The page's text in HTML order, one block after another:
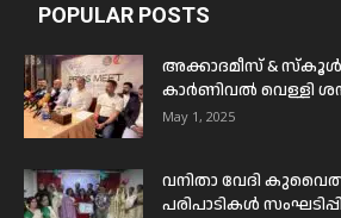
POPULAR POSTS
അക്കാദമീസ് &
കാർണിവൽ വെള്ളി
May 1, 2025
വനിതാ വേദി
പരിപാടികൾ